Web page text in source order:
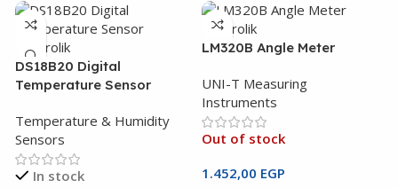
DS18B20 Digital
Temperature Sensor
Temperature & Humidity
Sensors
In stock
LM320B Angle Meter
UNI-T Measuring
Instruments
Out of stock
1.452,00 EGP